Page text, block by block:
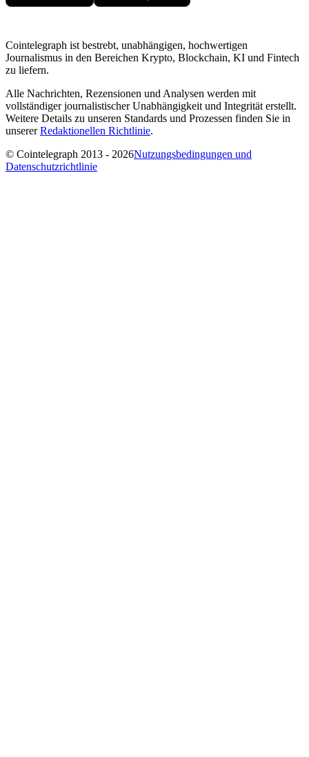
Cointelegraph ist bestrebt, unabhängigen, hochwertigen
Journalismus in den Bereichen Krypto, Blockchain, KI und Fintech
zu liefern.
Alle Nachrichten, Rezensionen und Analysen werden mit
vollständiger journalistischer Unabhängigkeit und Integrität erstellt.
Weitere Details zu unseren Standards und Prozessen finden Sie in
unsererRedaktionellen Richtlinie.
© Cointelegraph 2013 - 2026Nutzungsbedingungen und
Datenschutzrichtlinie